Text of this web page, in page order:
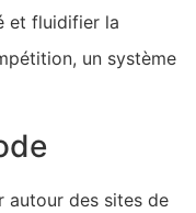
et fluidifier la
un système
autour des sites de